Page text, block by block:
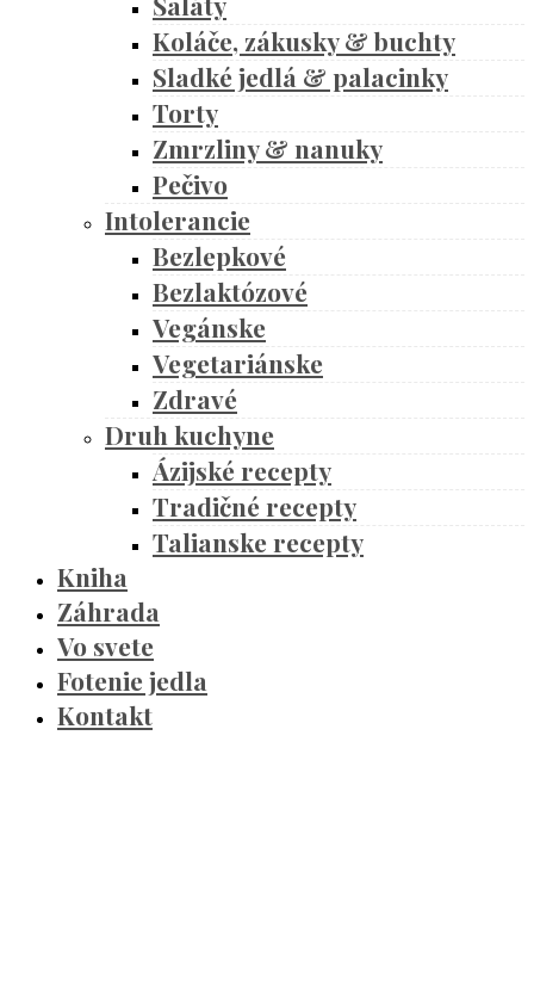
Koláče, zákusky & buchty
Sladké jedlá & palacinky
Torty
Zmrzliny & nanuky
Pečivo
Intolerancie
Bezlepkové
Bezlaktózové
Vegánske
Vegetariánske
Zdravé
Druh kuchyne
Ázijské recepty
Tradičné recepty
Talianske recepty
Kniha
Záhrada
Vo svete
Fotenie jedla
Kontakt